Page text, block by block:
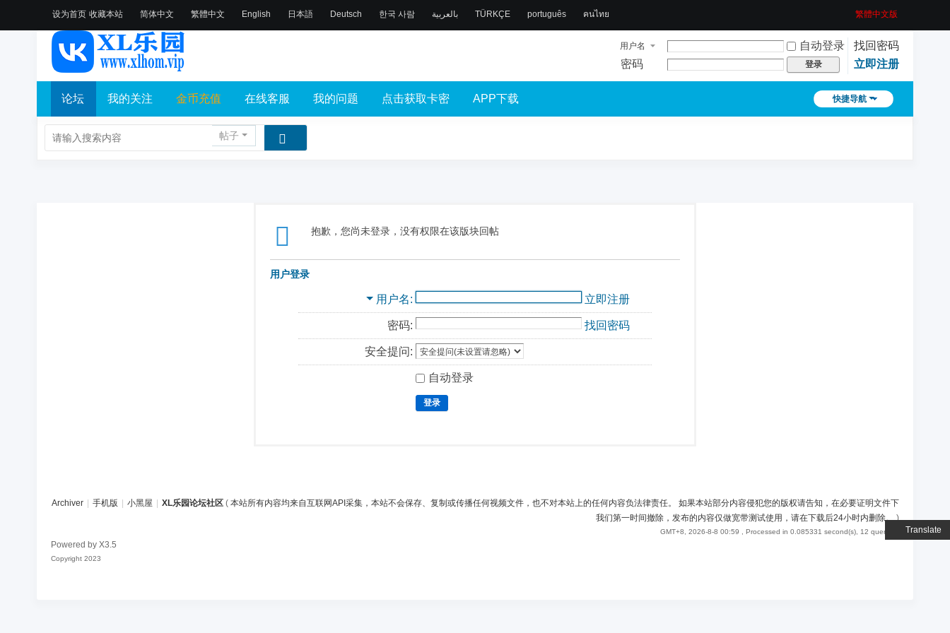
设为首页 收藏本站
Translate
简体中文 繁體中文 English 日本語 Deutsch 한국 사람 بالعربية TÜRKÇE português คนไทย 繁體中文版
用户名 自动登录
找回密码
密码
登录 立即注册
快捷导航
论坛 我的关注 金币充值 在线客服 我的问题 点击获取卡密 APP下载
帖子
抱歉，您尚未登录，没有权限在该版块回帖
用户登录
用户名 立即注册
密码: 找回密码
安全提问:
自动登录
登录
Archiver 手机版 小黑屋 XL乐园论坛社区 ( 本站所有内容均来自互联网API采集，本站不会保存、复制或传播任何视频文件，也不对本站上的任何内容负法律责任。 如果本站部分内容侵犯您的版权请告知，在必要证明文件下
我们第一时间撤除，发布的内容仅做宽带测试使用，请在下载后24小时内删除。)
GMT+8, 2026-8-8 00:59 , Processed in 0.085331 second(s), 12 queries .
Powered by X3.5
Copyright 2023